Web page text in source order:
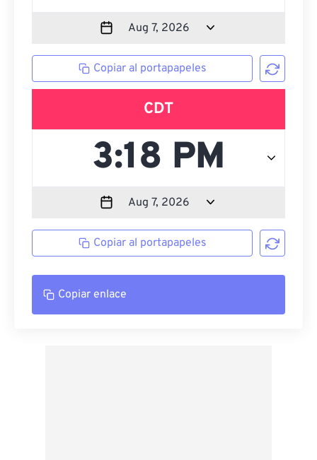
Copiar al portapapeles
CDT
Copiar al portapapeles
Copiar enlace